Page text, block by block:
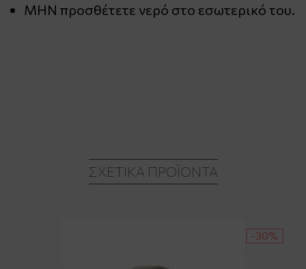
ΜΗΝ προσθέτετε νερό στο εσωτερικό του.
ΣΧΕΤΙΚΆ ΠΡΟΪΌΝΤΑ
-30%